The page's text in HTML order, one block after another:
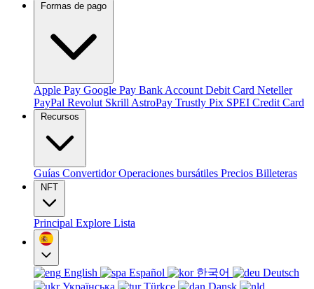
Formas de pago
Apple Pay Google Pay Bank Account Debit Card Neteller
PayPal Revolut Skrill AstroPay Trustly Pix SPEI Credit Card
Recursos
Guías ConvertidorOperaciones bursátiles Precios Billeteras
NFT
Principal Explore Lista
English Español 한국어
Deutsch
Українська
Türkçe
Dansk